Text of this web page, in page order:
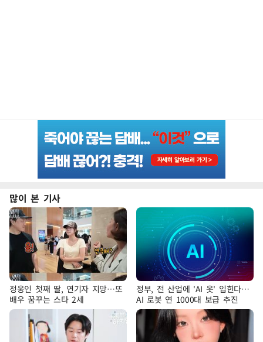
많이 본 기사
정웅인 첫째 딸, 연기자 지망…또
배우 꿈꾸는 스타 2세
정부, 전 산업에 'AI 옷' 입힌다…
AI 로봇 연 1000대 보급 추진